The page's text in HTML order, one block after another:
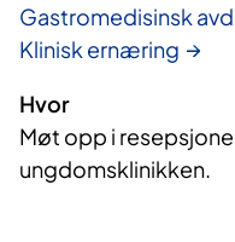
Gastromedisinsk
Klinisk ernæring
Hvor
Møt opp i
ungdomsklinikken.